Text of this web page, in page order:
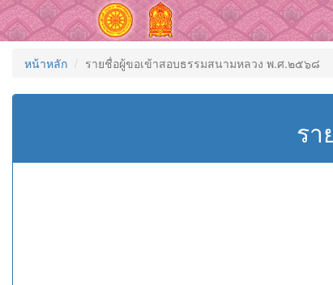
หน้าหลัก รายชื่อผู้ขอเข้าสอบธรรมสนามหลวง พ.ศ.๒๕๖๘
ร